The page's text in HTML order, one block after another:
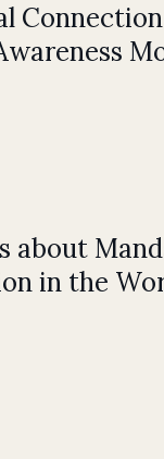
about
in the